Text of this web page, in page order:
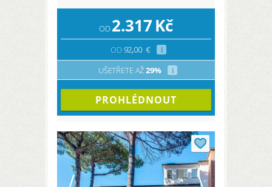
OD2.317Kč
OD92,00 €
i
UŠETŘETE AŽ29% i
PROHLÉDNOUT